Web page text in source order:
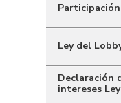
Ley del
Declaración
intereses